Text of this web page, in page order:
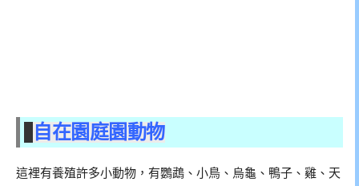
自在園庭園動物
這裡有養殖許多小動物，有鸚鵡、小鳥、烏龜、鴨子、雞、天